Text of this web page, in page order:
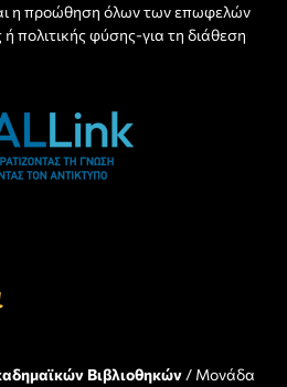
η προώθηση όλων των επωφελών
πολιτικής φύσης-για τη διάθεση
Βιβλιοθηκών / Μονάδα